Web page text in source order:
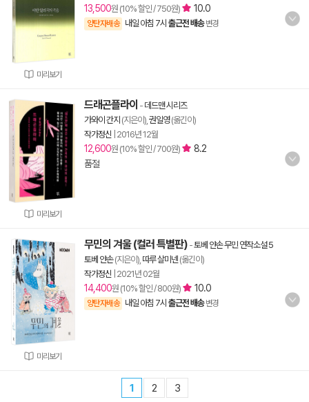
미리보기
13,500원 (10% 할인 / 750원) 10.0
양탄자배송 내일 아침 7시 출근전 배송 변경
미리보기
드래곤플라이 - 데드맨 시리즈
가와이 간지 (지은이), 권일영(옮긴이)
작가정신 2016년 12월
12,600원 (10% 할인 / 700원)
8.2
품절
미리보기
무민의 겨울 (컬러 특별판) -토베 얀손 무민 연작소설 5
토베 얀손(지은이), 따루 살미넨 (옮긴이)
작가정신 2021년 02월
14,400원 (10% 할인 / 800원) 10.0
양탄자배송 내일 아침 7시 출근전 배송 변경
1 2 3